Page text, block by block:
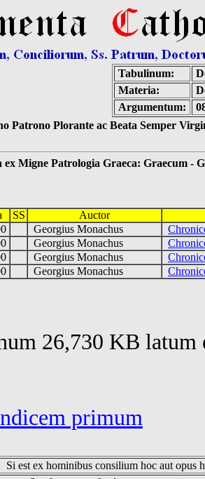
Tabulinum:
Materia:
Argumentum:
Patrono Plorante ac Beata Semper
Patrologia Graeca: Graecum -
SS
Auctor
Georgius Monachus
Georgius Monachus
Georgius Monachus
Georgius Monachus
26,730 KB latum
primum
Si est ex hominibus consilium hoc aut opus